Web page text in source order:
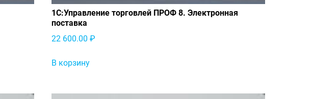
1С:Управление торговлей ПРОФ 8. Электронная
поставка
22 600.00₽
В корзину